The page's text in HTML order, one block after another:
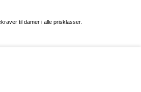
til damer i alle prisklasser.